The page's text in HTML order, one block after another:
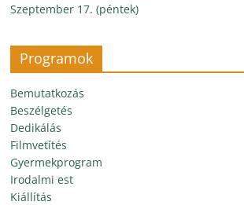
Szeptember 17. (péntek)
Programok
Bemutatkozás
Beszélgetés
Dedikálás
Filmvetítés
Gyermekprogram
Irodalmi est
Kiállítás